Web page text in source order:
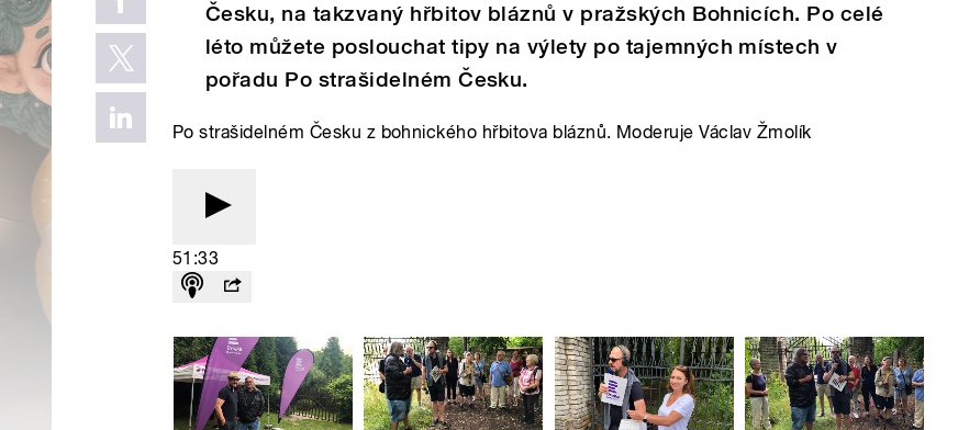
Česku, na takzvaný hřbitov bláznů v pražských Bohnicích. Po celé
léto můžete poslouchat tipy na výlety po tajemných místech v
pořadu Po strašidelném Česku.
Po strašidelném Česku z bohnického hřbitova bláznů. Moderuje Václav Žmolík
51:33